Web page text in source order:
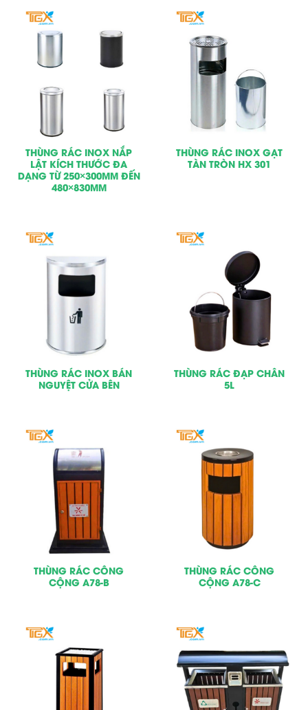
THÙNG RÁC INOX NẮP
LẬT KÍCH THƯỚC ĐA
DẠNG TỪ 250×300MM ĐẾN
480×830MM
THÙNG RÁC INOX GẠT
TÀN TRÒN HX 301
THÙNG RÁC INOX BÁN
NGUYỆT CỬA BÊN
THÙNG RÁC ĐẠP CHÂN
5L
THÙNG RÁC CÔNG
CỘNG A78-B
THÙNG RÁC CÔNG
CỘNG A78-C